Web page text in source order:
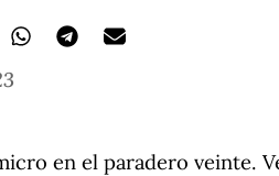
en el paradero veinte.